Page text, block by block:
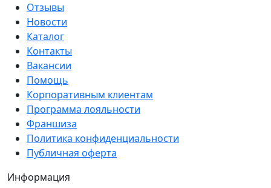
Отзывы
Новости
Каталог
Контакты
Вакансии
Помощь
Корпоративным клиентам
Программа лояльности
Франшиза
Политика конфиденциальности
Публичная оферта
Информация